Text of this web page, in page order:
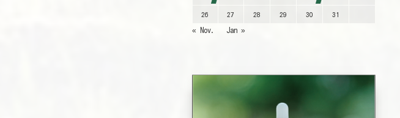
26 27 28 29 30 31
« Nov. Jan »